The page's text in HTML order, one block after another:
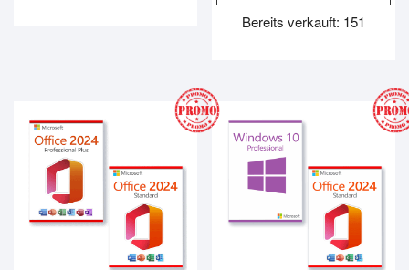
149.99€14.99€.
Bereits verkauft: 151